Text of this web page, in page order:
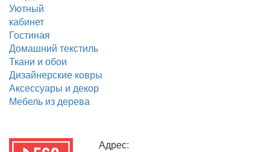
Уютный
кабинет
Гостиная
Домашний текстиль
Ткани и обои
Дизайнерские ковры
Аксессуары и декор
Мебель из дерева
Адрес: